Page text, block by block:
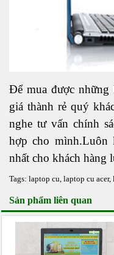
Để mua được
giá thành rẻ quý
nghe tư vấn chính
hợp cho
nhất cho khách hàng
Tags: laptop cu, laptop cu acer,
Sản phẩm liên quan